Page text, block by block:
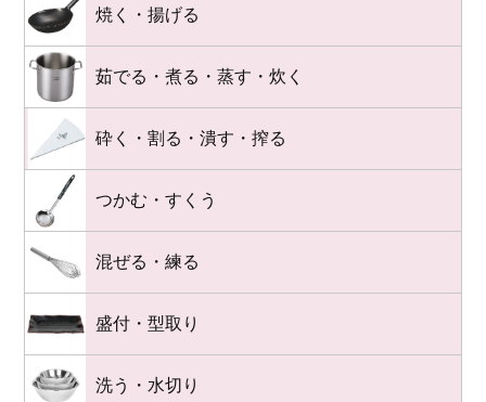
焼く・揚げる
茹でる・煮る・蒸す・炊く
砕く・割る・潰す・搾る
つかむ・すくう
混ぜる・練る
盛付・型取り
洗う・水切り